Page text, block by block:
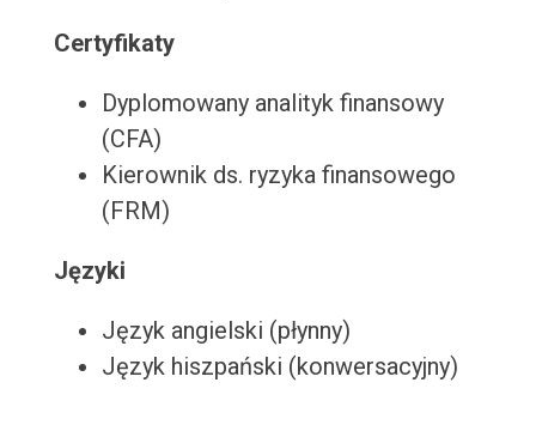
Certyfikaty
Dyplomowany analityk finansowy
(CFA)
Kierownik ds. ryzyka finansowego
(FRM)
Języki
Język angielski (płynny)
Język hiszpański (konwersacyjny)